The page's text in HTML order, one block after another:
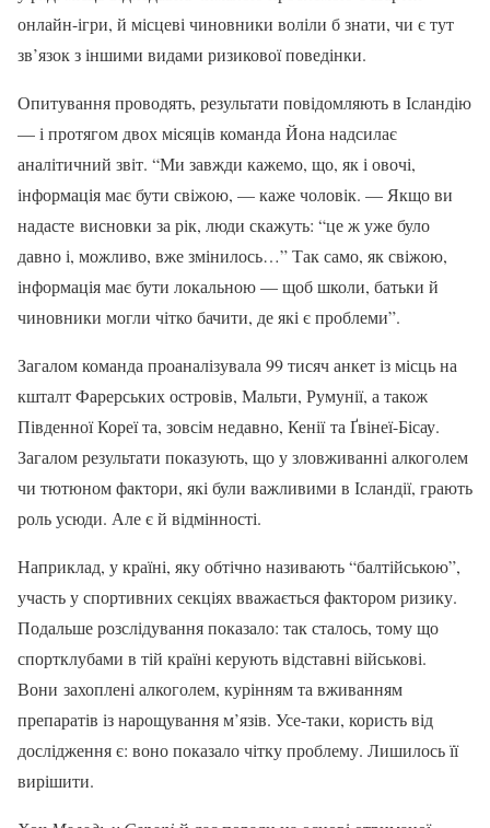
онлайн-ігри, й місцеві чиновники воліли б знати, чи є тут
зв’язок з іншими видами ризикової поведінки.
Опитування проводять, результати повідомляють в Ісландію
— і протягом двох місяців команда Йона надсилає
аналітичний звіт. “Ми завжди кажемо, що, як і овочі,
інформація має бути свіжою, — каже чоловік. — Якщо ви
надасте висновки за рік, люди скажуть: “це ж уже було
давно і, можливо, вже змінилось…” Так само, як свіжою,
інформація має бути локальною — щоб школи, батьки й
чиновники могли чітко бачити, де які є проблеми”.
Загалом команда проаналізувала 99 тисяч анкет із місць на
кшталт Фарерських островів, Мальти, Румунії, а також
Південної Кореї та, зовсім недавно, Кенії та Ґвінеї-Бісау.
Загалом результати показують, що у зловживанні алкоголем
чи тютюном фактори, які були важливими в Ісландії, грають
роль усюди. Але є й відмінності.
Наприклад, у країні, яку обтічно називають “балтійською”,
участь у спортивних секціях вважається фактором ризику.
Подальше розслідування показало: так сталось, тому що
спортклубами в тій країні керують відставні військові.
Вони захоплені алкоголем, курінням та вживанням
препаратів із нарощування м’язів. Усе-таки, користь від
дослідження є: воно показало чітку проблему. Лишилось її
вирішити.